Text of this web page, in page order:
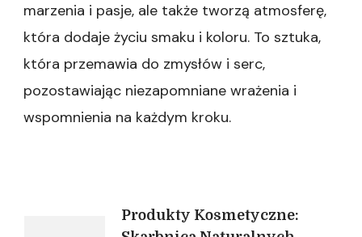
marzenia i pasje, ale także tworzą atmosferę,
która dodaje życiu smaku i koloru. To sztuka,
która przemawia do zmysłów i serc,
pozostawiając niezapomniane wrażenia i
wspomnienia na każdym kroku.
Produkty Kosmetyczne: